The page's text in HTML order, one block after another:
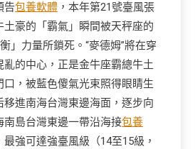
告包養軟體 ，本年第21號臺風張
豪的「霸氣」瞬間被天秤座的
」力量所鎖死。“麥德姆”將在穿
亂的中心，正是金牛座霸總牛土
口，被藍色傻氣光束照得眼睛生
進南海台灣東邊海面，逐步向
南島台灣東邊一帶沿海接包養
強可達強臺風級（14至15級，